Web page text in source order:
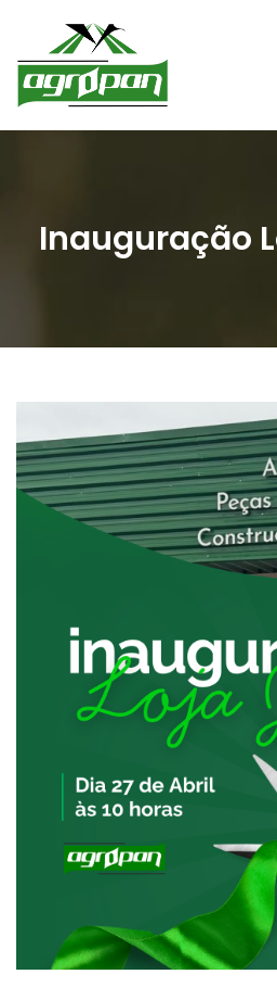
Inauguração